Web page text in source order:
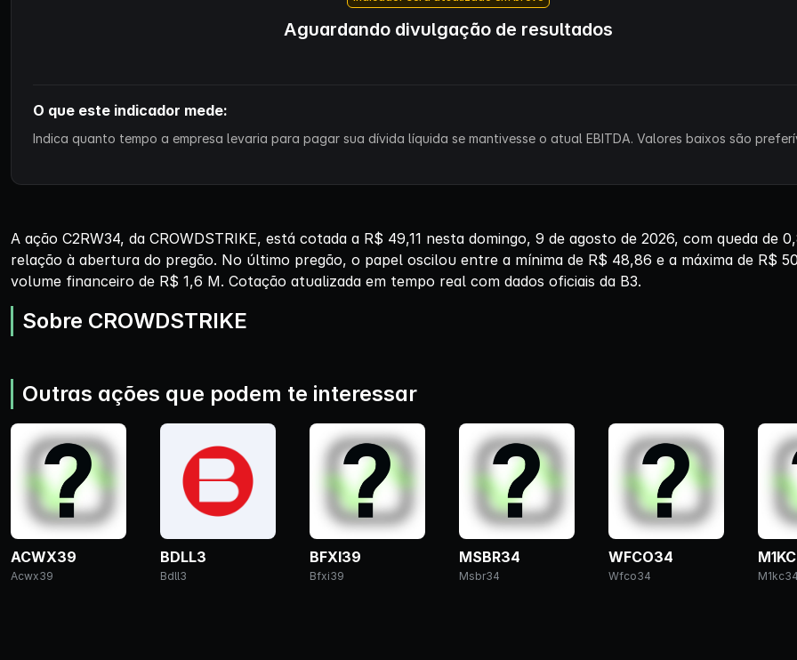
Aguardando divulgação de resultados
O que este indicador mede:
Indica quanto tempo a empresa levaria para pagar sua dívida líquida se mantivesse o atual EBITDA. Valores baixos são
A ação C2RW34, da CROWDSTRIKE, está cotada a R$ 49,11 nesta domingo, 9 de agosto de 2026, com queda de
relação à abertura do pregão. No último pregão, o papel oscilou entre a mínima de R$ 48,86 e a máxima de R$
volume financeiro de R$ 1,6 M. Cotação atualizada em tempo real com dados oficiais da B3.
Sobre CROWDSTRIKE
Outras ações que podem te interessar
ACWX39
Acwx39
BDLL3
Bdll3
BFXI39
Bfxi39
MSBR34
Msbr34
WFCO34
Wfco34